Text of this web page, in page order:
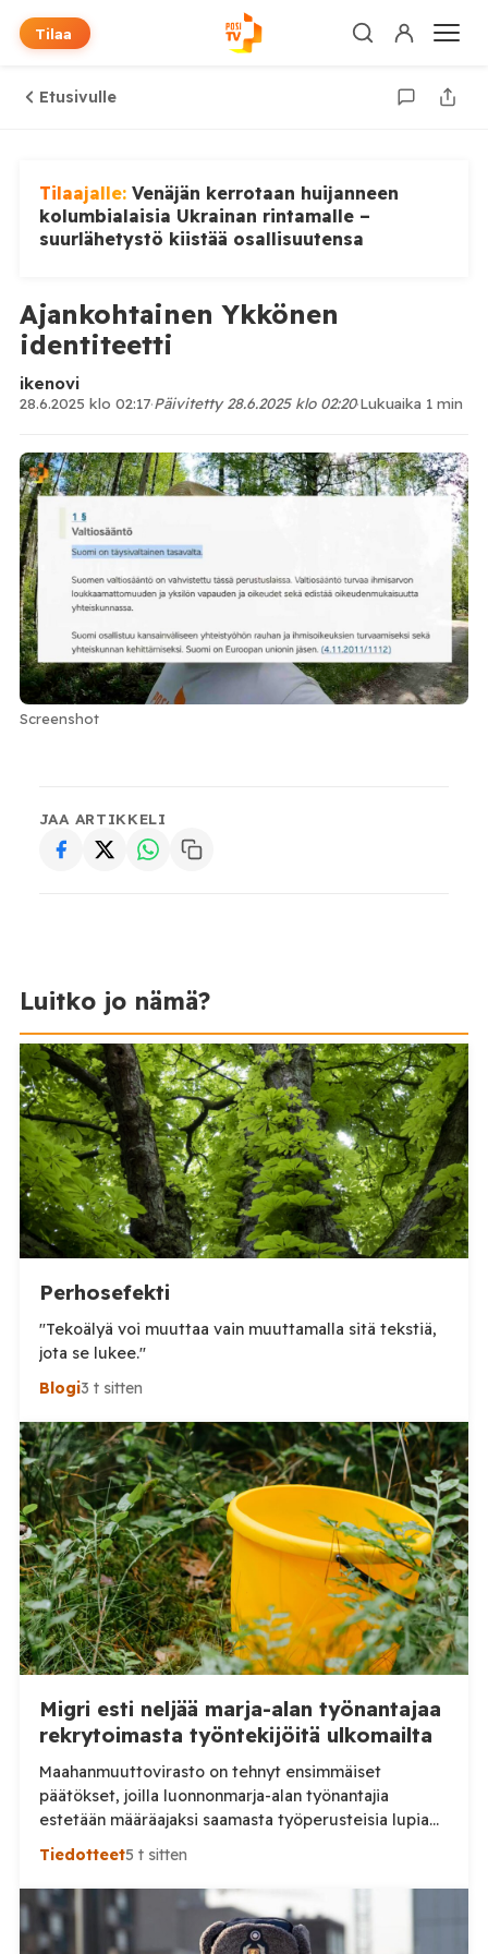
Tilaa
Etusivulle
Tilaajalle: Venäjän kerrotaan huijanneen
kolumbialaisia Ukrainan rintamalle –
suurlähetystö kiistää osallisuutensa
Ajankohtainen Ykkönen
identiteetti
ikenovi
28.6.2025 klo 02:17·Päivitetty 28.6.2025 klo 02:20·Lukuaika 1 min
Screenshot
JAA ARTIKKELI
Luitko jo nämä?
Perhosefekti
"Tekoälyä voi muuttaa vain muuttamalla sitä tekstiä,
jota se lukee."
Blogi3 t sitten
Migri esti neljää marja-alan työnantajaa
rekrytoimasta työntekijöitä ulkomailta
Maahanmuuttovirasto on tehnyt ensimmäiset
päätökset, joilla luonnonmarja-alan työnantajia
estetään määräajaksi saamasta työperusteisia lupia
ulkomailta rekrytoitaville työntekijöille. Päätösten
epäselvyydet ja laiminlyönnit. Maahanmuuttovirasto
on kevään ja kesän 2026 aikana harkinnut lupien
myöntämisestä pidättäytymistä noin 20
Tiedotteet5 t sitten